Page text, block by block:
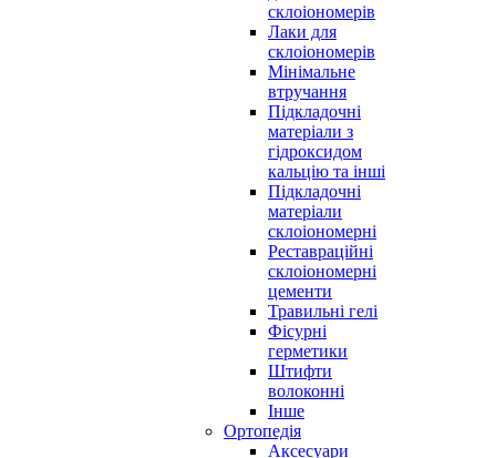
склоіономерів
Лаки для
склоіономерів
Мінімальне
втручання
Підкладочні
матеріали з
гідроксидом
кальцію та інші
Підкладочні
матеріали
склоіономерні
Реставраційні
склоіономерні
цементи
Травильні гелі
Фісурні
герметики
Штифти
волоконні
Інше
Ортопедія
Аксесуари